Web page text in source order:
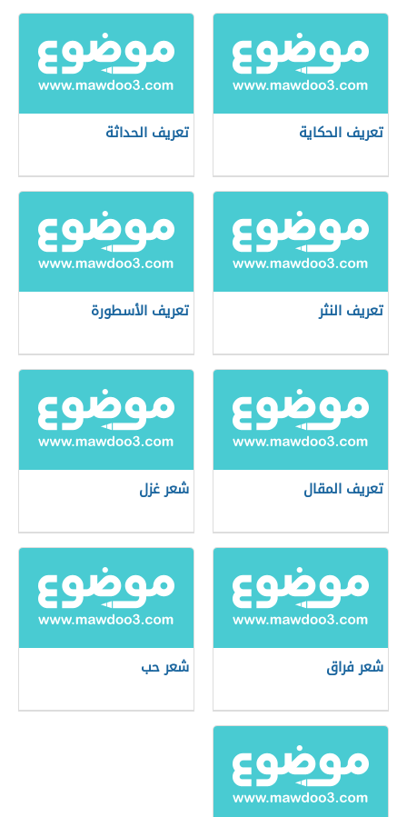
تعريف الحكاية تعريف الحداثة
تعريف النثر تعريف الأسطورة
تعريف المقال شعر غزل
شعر فراق شعر حب